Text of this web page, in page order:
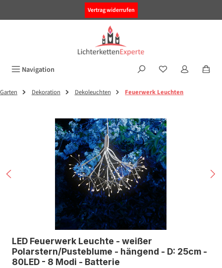
Vertrag widerrufen
Navigation
Garten Dekoration Dekoleuchten Feuerwerk Leuchten
Bildergalerie überspringen
LED Feuerwerk Leuchte - weißer
Polarstern/Pusteblume - hängend - D: 25cm -
80LED - 8 Modi - Batterie